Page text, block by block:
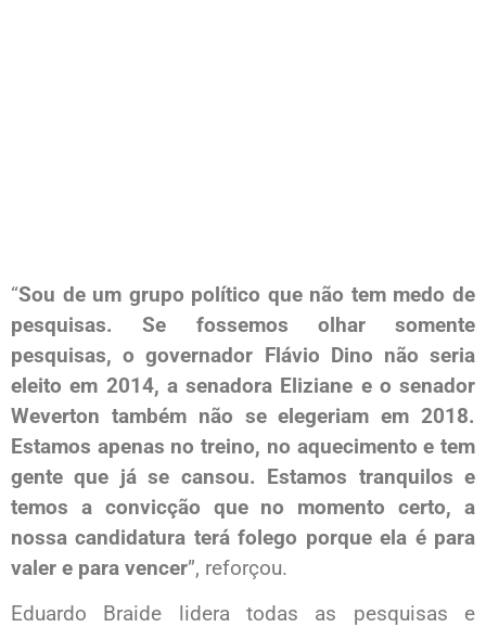
“Sou de um grupo político que não tem medo de
pesquisas. Se fossemos olhar somente
pesquisas, o governador Flávio Dino não seria
eleito em 2014, a senadora Eliziane e o senador
Weverton também não se elegeriam em 2018.
Estamos apenas no treino, no aquecimento e tem
gente que já se cansou. Estamos tranquilos e
temos a convicção que no momento certo, a
nossa candidatura terá folego porque ela é para
valer e para vencer”, reforçou.
Eduardo Braide lidera todas as pesquisas e